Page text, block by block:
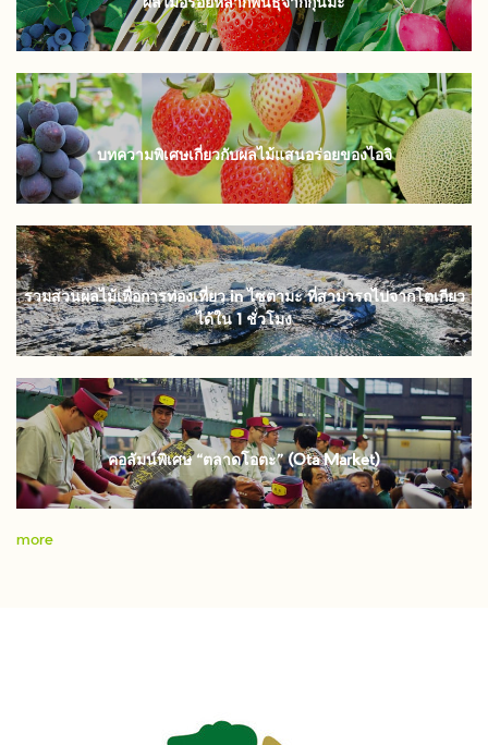
ผลไม้อร่อยหลากพันธุ์จากกุนมะ
บทความพิเศษเกี่ยวกับผลไม้แสนอร่อยของไอจิ
รวมสวนผลไม้เพื่อการท่องเที่ยว in ไซตามะ ที่สามารถไปจากโตเกียว
ได้ใน 1 ชั่วโมง
คอลัมน์พิเศษ “ตลาดโอตะ” (Ota Market)
more